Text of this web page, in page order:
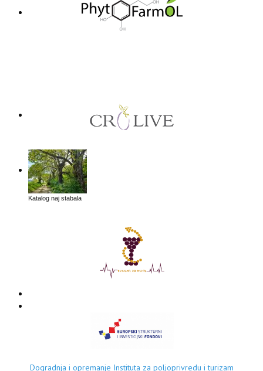
Katalog naj stabala
Dogradnja i opremanje Instituta za poljoprivredu i turizam